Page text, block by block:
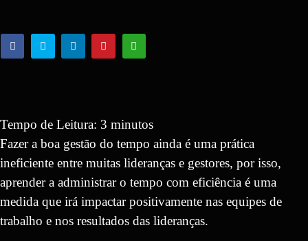
Tempo de Leitura: 3 minutos
Fazer a boa gestão do tempo ainda é uma prática
ineficiente entre muitas lideranças e gestores, por isso,
aprender a administrar o tempo com eficiência é uma
medida que irá impactar positivamente nas equipes de
trabalho e nos resultados das lideranças.